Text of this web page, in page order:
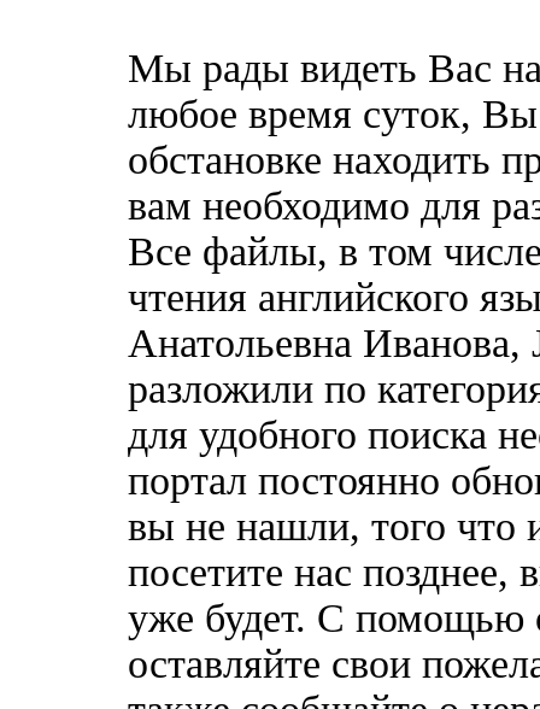
Мы рады видеть Вас
любое время суток,
обстановке находить
вам необходимо для
Все файлы, в том
чтения английского
Анатольевна
разложили по
для удобного поиска
портал постоянно
вы не нашли, того что
посетите нас позднее,
уже будет. С помощью
оставляйте свои